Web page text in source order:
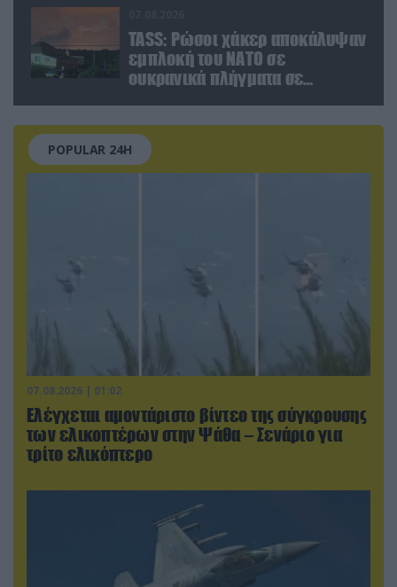
TASS: Ρώσοι χάκερ αποκάλυψαν
εμπλοκή του ΝΑΤΟ σε
ουκρανικά πλήγματα σε
POPULAR 24H
07.08.2026 | 01:02
Ελέγχεται αμοντάριστο βίντεο της σύγκρουσης
των ελικοπτέρων στην Ψάθα – Σενάριο για
τρίτο ελικόπτερο